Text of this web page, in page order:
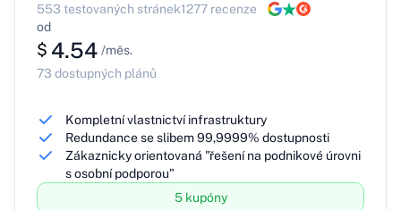
553 testovaných stránek1277 recenze
od
$ 4.54 /měs.
73 dostupných plánů
Kompletní vlastnictví infrastruktury
Redundance se slibem 99,9999% dostupnosti
Zákaznicky orientovaná "řešení na podnikové úrovni
s osobní podporou"
5 kupóny